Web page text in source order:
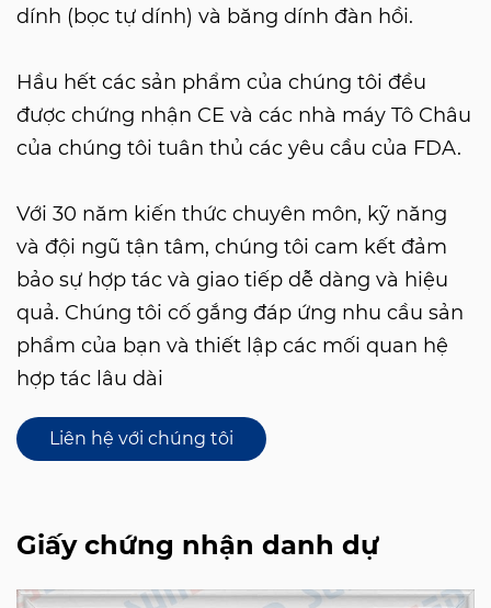
dính (bọc tự dính) và băng dính đàn hồi.
Hầu hết các sản phẩm của chúng tôi đều
được chứng nhận CE và các nhà máy Tô Châu
của chúng tôi tuân thủ các yêu cầu của FDA.
Với 30 năm kiến ​​thức chuyên môn, kỹ năng
và đội ngũ tận tâm, chúng tôi cam kết đảm
bảo sự hợp tác và giao tiếp dễ dàng và hiệu
quả. Chúng tôi cố gắng đáp ứng nhu cầu sản
phẩm của bạn và thiết lập các mối quan hệ
hợp tác lâu dài
Liên hệ với chúng tôi
Giấy chứng nhận danh dự